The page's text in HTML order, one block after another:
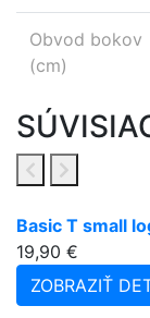
Obvod bokov
(cm)
Basic T small
19,90 €
ZOBRAZIŤ